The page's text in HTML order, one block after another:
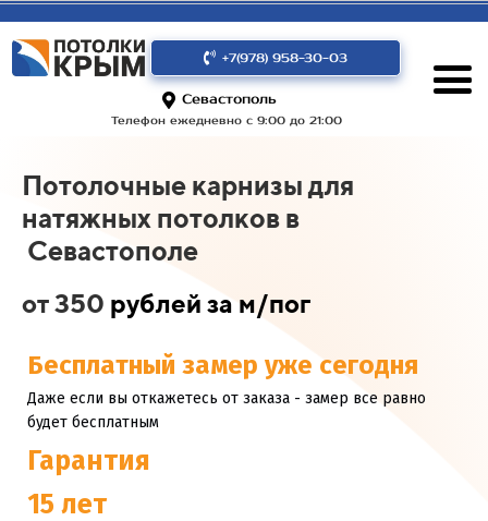
+7(978) 958-30-03
Севастополь
Телефон ежедневно с 9:00 до 21:00
Потолочные карнизы для
натяжных потолков в
Севастополе
от 350 рублей за м/пог
Бесплатный замер уже сегодня
Даже если вы откажетесь от заказа - замер все равно
будет бесплатным
Гарантия
15 лет